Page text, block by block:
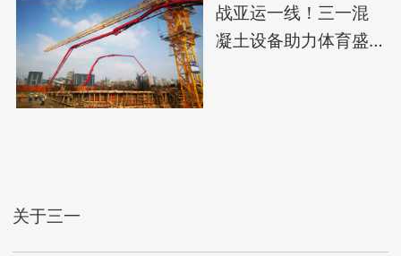
战亚运一线！三一混
凝土设备助力体育盛
关于三一